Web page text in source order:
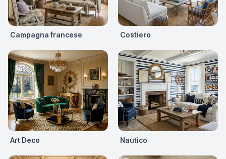
Campagna francese Costiero
Art Deco Nautico